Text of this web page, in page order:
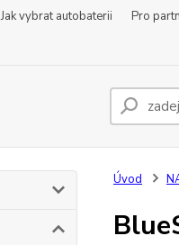
Jak vybrat autobaterii Pro
Úvod